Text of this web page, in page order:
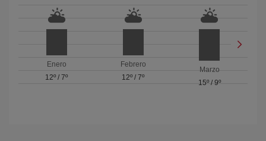
Enero
12º /7º
Febrero
12º / 7º
Marzo
15º/ 9º